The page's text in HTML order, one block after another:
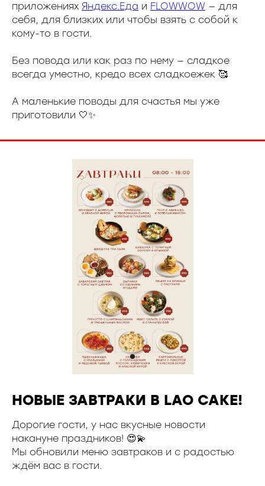
приложениях Яндекс.Еда и FLOWWOW — для
себя, для близких или чтобы взять с собой к
кому-то в гости.
Без повода или как раз по нему — сладкое
всегда уместно, кредо всех сладкоежек 🥰
А маленькие поводы для счастья мы уже
приготовили 🤍✨
НОВЫЕ ЗАВТРАКИ В LAO CAKE!
Дорогие гости, у нас вкусные новости
накануне праздников! 😍💫
Мы обновили меню завтраков и с радостью
ждём вас в гости.